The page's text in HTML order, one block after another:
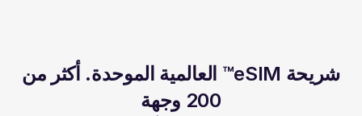
شريحة eSIM™ العالمية الموحدة. أكثر من
200 وجهة